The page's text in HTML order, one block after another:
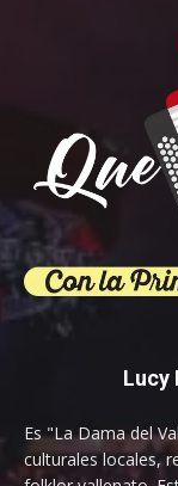
Lucy
Es "La Dama del
culturales locales,